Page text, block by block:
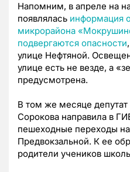
Напомним, в апреле на
появлялась информация
микрорайона
подвергаются опасности
улице Нефтяной.
улице есть не везде, а
предусмотрена.
В том же месяце
Сорокова направила в
пешеходные переходы
Предвокзальной. К ее
родители учеников